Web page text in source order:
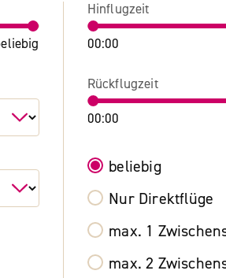
Hinflugzeit
00:00
Rückflugzeit
00:00
beliebig
Nur Direktflüge
max. 1
max. 2